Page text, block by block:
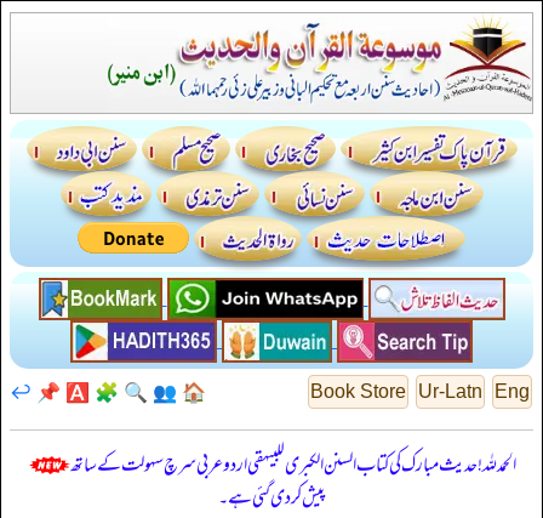
Eng
Ur-Latn
Book Store
🏠
👥
🔍
🧩
🅰️
📌
↩️
الحمدللہ! حدیث مبارک کی کتاب السنن الكبرى للبيهقي اردو عربی سرچ سہولت کے ساتھ
پیش کر دی گئی ہے۔